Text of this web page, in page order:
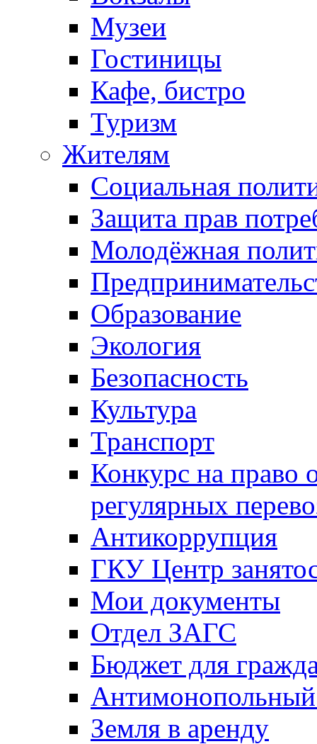
Музеи
Гостиницы
Кафе, бистро
Туризм
Жителям
Социальная
Защита прав
Молодёжная
Образование
Экология
Безопасность
Культура
Транспорт
Конкурс на право
регулярных
Антикоррупция
ГКУ Центр
Мои документы
Отдел ЗАГС
Бюджет для
Антимонопольный
Земля в аренду